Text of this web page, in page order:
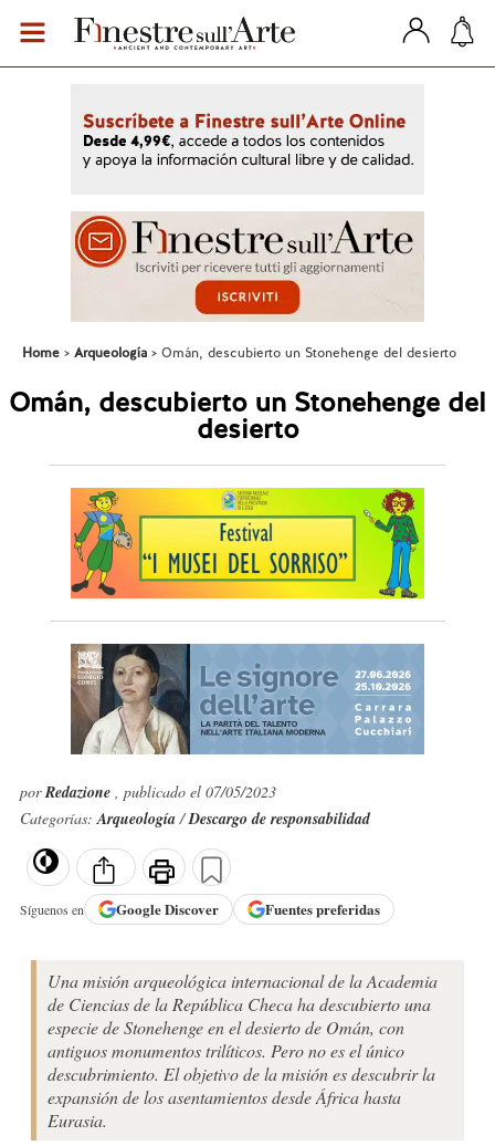
Home Arqueología Omán, descubierto un Stonehenge del desierto
Omán, descubierto un Stonehenge del
desierto
porRedazione , publicado el 07/05/2023
Categorías:Arqueología/Descargo de responsabilidad
Síguenos en GoogleDiscover Fuentes preferidas
Una misión arqueológica internacional de la Academia
de Ciencias de la República Checa ha descubierto una
especie de Stonehenge en el desierto de Omán, con
antiguos monumentos trilíticos. Pero no es el único
descubrimiento. El objetivo de la misión es descubrir la
expansión de los asentamientos desde África hasta
Eurasia.